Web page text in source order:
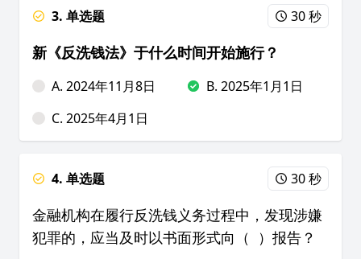
3. 单选题 30 秒
新《反洗钱法》于什么时间开始施行？
A. 2024年11月8日
B. 2025年1月1日
C. 2025年4月1日
4. 单选题 30 秒
金融机构在履行反洗钱义务过程中，发现涉嫌
犯罪的，应当及时以书面形式向（ ）报告？